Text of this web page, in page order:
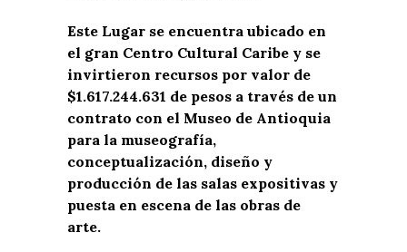
Este Lugar se encuentra ubicado en
el gran Centro Cultural Caribe y se
invirtieron recursos por valor de
$1.617.244.631 de pesos a través de un
contrato con el Museo de Antioquia
para la museografía,
conceptualización, diseño y
producción de las salas expositivas y
puesta en escena de las obras de
arte.